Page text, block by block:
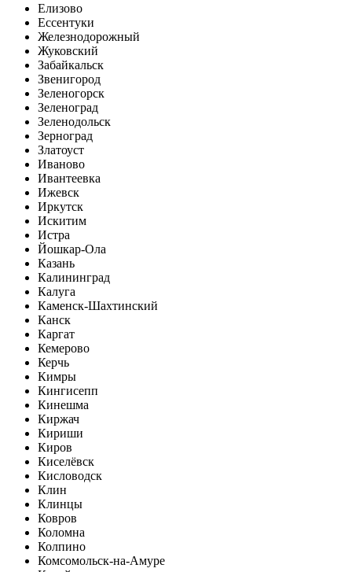
Елизово
Ессентуки
Железнодорожный
Жуковский
Забайкальск
Звенигород
Зеленогорск
Зеленоград
Зеленодольск
Зерноград
Златоуст
Иваново
Ивантеевка
Ижевск
Иркутск
Искитим
Истра
Йошкар-Ола
Казань
Калининград
Калуга
Каменск-Шахтинский
Канск
Каргат
Кемерово
Керчь
Кимры
Кингисепп
Кинешма
Киржач
Кириши
Киров
Киселёвск
Кисловодск
Клин
Клинцы
Ковров
Коломна
Колпино
Комсомольск-на-Амуре